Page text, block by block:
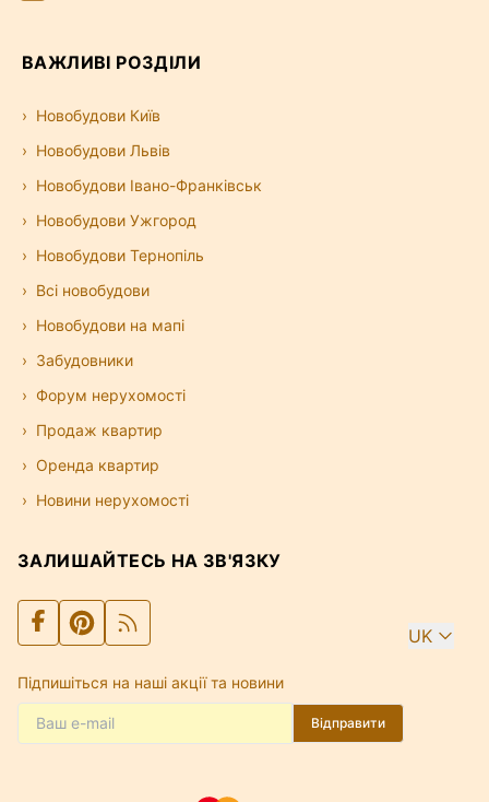
ВАЖЛИВІ РОЗДІЛИ
Новобудови Київ
Новобудови Львів
Новобудови Івано-Франківськ
Новобудови Ужгород
Новобудови Тернопіль
Всі новобудови
Новобудови на мапі
Забудовники
Форум нерухомості
Продаж квартир
Оренда квартир
Новини нерухомості
ЗАЛИШАЙТЕСЬ НА ЗВ'ЯЗКУ
UK
Підпишіться на наші акції та новини
Відправити